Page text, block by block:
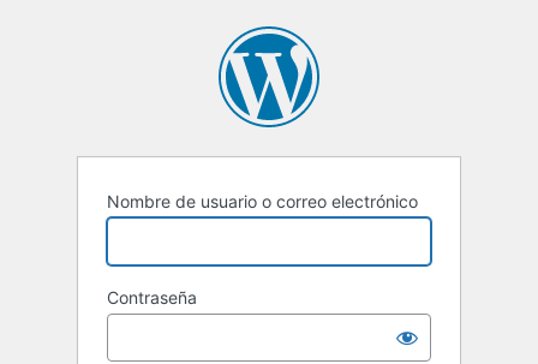
Nombre de usuario o correo electrónico
Contraseña